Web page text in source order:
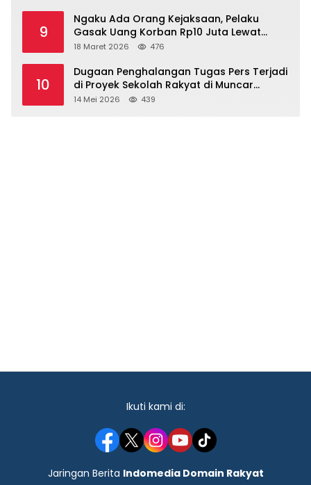
9
Ngaku Ada Orang Kejaksaan, Pelaku
Gasak Uang Korban Rp10 Juta Lewat
Modus Tender Mobil
18 Maret 2026 476
10
Dugaan Penghalangan Tugas Pers Terjadi
di Proyek Sekolah Rakyat di Muncar
Banyuwangi
14 Mei 2026 439
Ikuti kami di:
Jaringan Berita Indomedia Domain Rakyat